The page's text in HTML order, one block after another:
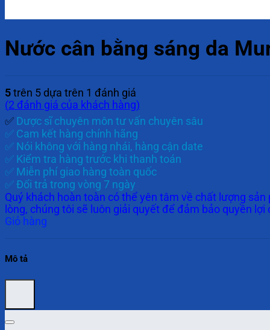
Nước cân bằng sáng da
5 trên 5 dựa trên 1 đánh giá
(2 đánh giá của khách hàng)
✅ Dược sĩ chuyên môn tư vấn chuyên sâu
✅ Cam kết hàng chính hãng
✅ Nói không với hàng nhái, hàng cận date
✅ Kiểm tra hàng trước khi thanh toán
✅ Miễn phí giao hàng toàn quốc
✅ Đổi trả trong vòng 7 ngày
Quý khách hoàn toàn có thể yên tâm về chất lượng
lòng, chúng tôi sẽ luôn giải quyết để đảm bảo quyền lợi
Giỏ hàng
Mô tả